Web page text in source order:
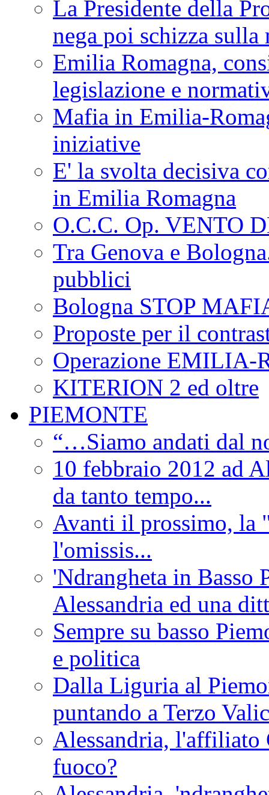
La Presidente della
nega poi schizza sulla
Emilia Romagna,
legislazione e
Mafia in Emilia-
iniziative
E' la svolta decisiva
in Emilia Romagna
O.C.C. Op. VENTO
Tra Genova e
pubblici
Bologna STOP
Proposte per il
Operazione EMILIA-
KITERION 2 ed oltre
PIEMONTE
“…Siamo andati dal
10 febbraio 2012 ad
da tanto tempo...
Avanti il prossimo, la
l'omissis...
'Ndrangheta in Basso
Alessandria ed una
Sempre su basso
e politica
Dalla Liguria al
puntando a Terzo
Alessandria, l'affiliato
fuoco?